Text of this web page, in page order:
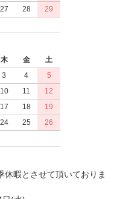
27 28
29
木 金
土
3 4
5
10 11
12
17 18
19
24 25
26
暇とさせて頂いておりま